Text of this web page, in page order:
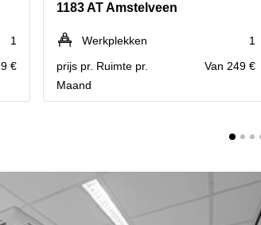
1
€
1183 AT Amstelveen
Werkplekken
1
prijs pr. Ruimte pr.
Maand
Van 249 €